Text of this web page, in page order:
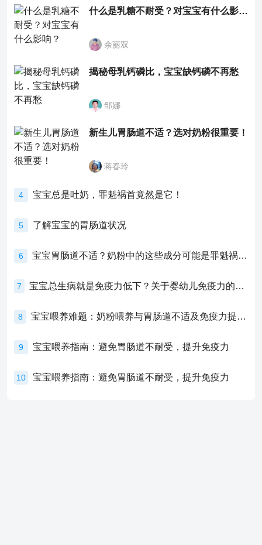
什么是乳糖不耐受？对宝宝有什么影响？
余丽双
揭秘母乳钙磷比，宝宝缺钙磷不再愁
邹娜
新生儿胃肠道不适？选对奶粉很重要！
蒋春玲
4 宝宝总是吐奶，罪魁祸首竟然是它！
5 了解宝宝的胃肠道状况
6 宝宝胃肠道不适？奶粉中的这些成分可能是罪魁祸首！
7 宝宝总生病就是免疫力低下？关于婴幼儿免疫力的真相，家长必须了解！
8 宝宝喂养难题：奶粉喂养与胃肠道不适及免疫力提升的奥秘
9 宝宝喂养指南：避免胃肠道不耐受，提升免疫力
10 宝宝喂养指南：避免胃肠道不耐受，提升免疫力